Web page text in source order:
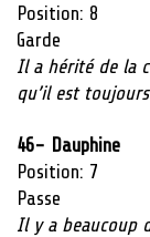
Position: 8
Garde
Il a hérité de la
qu’il est
46- Dauphine
Position: 7
Passe
Il y a beaucoup